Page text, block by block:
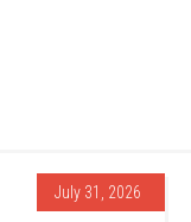
July 31, 2026